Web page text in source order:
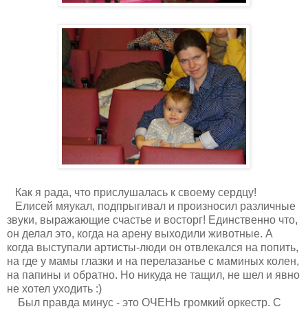
Как я рада, что прислушалась к своему сердцу!
Елисей мяукал, подпрыгивал и произносил различные
звуки, выражающие счастье и восторг! Единственно что,
он делал это, когда на арену выходили животные. А
когда выступали артисты-люди он отвлекался на попить,
на где у мамы глазки и на перелазанье с маминых колен,
на папины и обратно. Но никуда не тащил, не шел и явно
не хотел уходить :)
Был правда минус - это ОЧЕНЬ громкий оркестр. С